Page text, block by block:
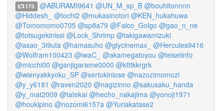
173 @ABURAMI9641 @UN_M_sp_B @bouhitonnnn
@Hiddesh_
@tochi2 @mukasinotori @KEN_hukahuwa
@Tomomomo0705 @sp8a79 @Falco_Golgo @gao_n_ne
@totsugekinissi @Lock_Shrimp @takigawamizuki
@asao_3i9uta @hamasuho @glycinemax_ @Hercules9416
@Wolfram100423 @iwaC_ @akamegatoyou @teiseiinfo
@micchi00 @ganjigarame0000 @ktttkkrgrk
@wienyakkyoku_SP @sertokiniose @nazozimomozi
@y_y6181 @raven2020 @nagizinno @sakusaku_handa
@y_mat2009 @tatekai @hecho_nakajima @yonoji1971
@houkipino @nozomi6157a @Yuriakatase2